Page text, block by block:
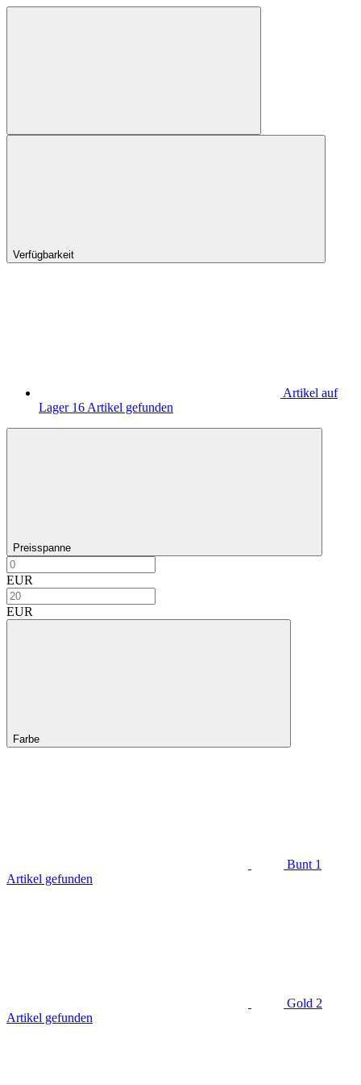
Verfügbarkeit
Artikel auf
Lager 16 Artikel gefunden
Preisspanne
EUR
EUR
Farbe
Bunt 1
Artikel gefunden
Gold 2
Artikel gefunden